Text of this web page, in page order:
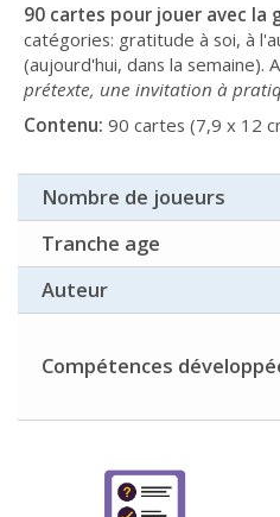
90 cartes pour jouer avec
catégories: gratitude à soi, à
(aujourd'hui, dans la
prétexte, une invitation à
Contenu: 90 cartes (7,9 x 12
Nombre de joueurs
Tranche age
Auteur
Compétences